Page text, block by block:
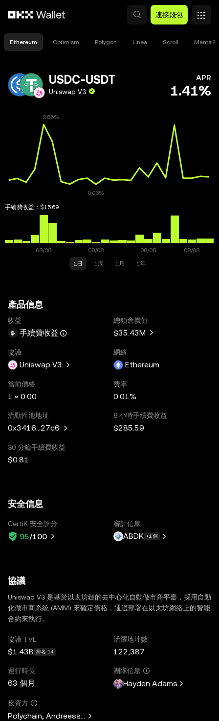
連接錢包
Ethereum Optimism Polygon Linea Scroll Manta
USDC-USDT
Uniswap V3
APR
1.41%
手續費收益： $15.69
1日 1周 1月 1年
產品信息
收益
手續費收益
總鎖倉價值
$35.43M
協議
Uniswap V3
網絡
Ethereum
當前價格
1 ≈ 0.00
費率
0.01%
流動性池地址
0x3416...27c6
8 小時手續費收益
$285.59
30 分鐘手續費收益
$0.81
安全信息
CertiK 安全評分
95/100
審計信息
ABDK +1 個
協議
Uniswap V3 是基於以太坊鏈的去中心化自動做市商平臺，採用自動
化做市商系統 (AMM) 來確定價格，通過部署在以太坊網絡上的智能
合約來執行。
協議 TVL
$1.43B 排名 14
活躍地址數
122,387
運行時長
63 個月
團隊信息
Hayden Adams
投資方
Polychain, Andreessen Horowitz, Paradigm, Variant Fund,